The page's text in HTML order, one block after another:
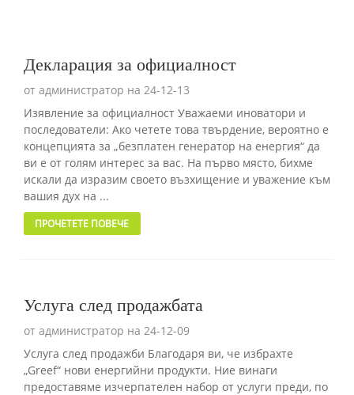
Декларация за официалност
от администратор на 24-12-13
Изявление за официалност Уважаеми иноватори и
последователи: Ако четете това твърдение, вероятно е
концепцията за „безплатен генератор на енергия“ да
ви е от голям интерес за вас. На първо място, бихме
искали да изразим своето възхищение и уважение към
вашия дух на ...
ПРОЧЕТЕТЕ ПОВЕЧЕ
Услуга след продажбата
от администратор на 24-12-09
Услуга след продажби Благодаря ви, че избрахте
„Greef“ нови енергийни продукти. Ние винаги
предоставяме изчерпателен набор от услуги преди, по